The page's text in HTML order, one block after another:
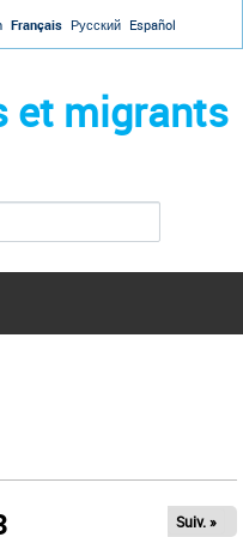
Français Русский Español
et migrants
Suiv. »